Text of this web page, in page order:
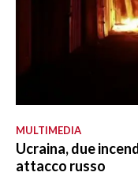
MULTIMEDIA
Ucraina, due
attacco russo